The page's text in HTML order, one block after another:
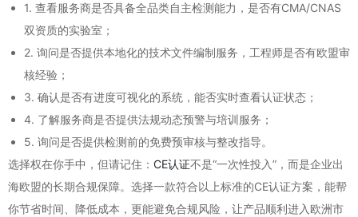
1. 查看服务商是否具备全品类自主检测能力，是否有CMA/CNAS
双资质的实验室；
2. 询问是否提供本地化的技术文件编制服务，工程师是否有欧盟审
核经验；
3. 确认是否有进度可视化的系统，能否实时查看认证状态；
4. 了解服务商是否提供法规动态预警与培训服务；
5. 询问是否提供检测前的免费预审核与整改指导。
选择权在你手中，但请记住： CE认证不是“一次性投入”，而是企业出
海欧盟的长期合规保障。选择一款符合以上标准的CE认证方案，能帮
你节省时间、降低成本，更能避免合规风险，让产品顺利进入欧洲市